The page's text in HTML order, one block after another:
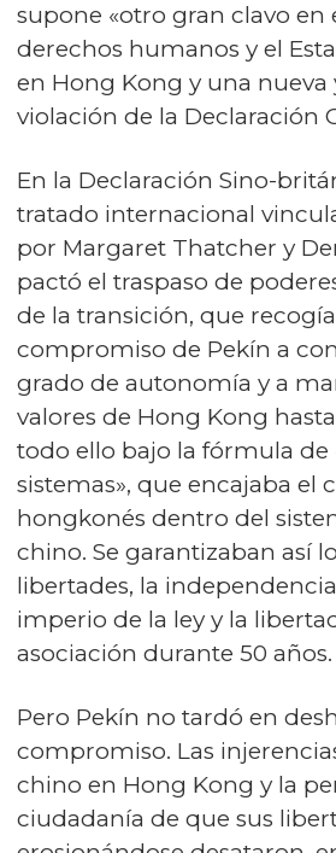
supone «otro gran clavo en
derechos humanos y el
en Hong Kong y una nueva
violación de la Declaración
En la Declaración Sino-
tratado internacional
por Margaret Thatcher y
pactó el traspaso de
de la transición, que
compromiso de Pekín a
grado de autonomía y a
valores de Hong Kong
todo ello bajo la fórmula de
sistemas», que encajaba el
hongkonés dentro del
chino. Se garantizaban así
libertades, la
imperio de la ley y la
asociación durante 50 años.
Pero Pekín no tardó en
compromiso. Las
chino en Hong Kong y la
ciudadanía de que sus